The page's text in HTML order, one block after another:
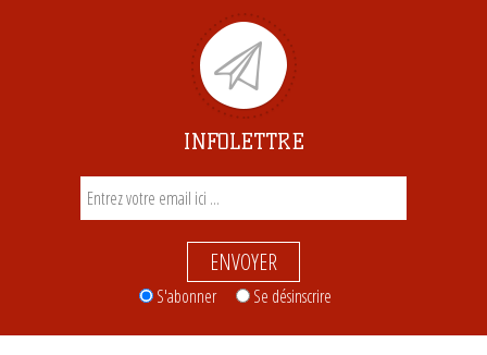
INFOLETTRE
ENVOYER
S'abonner Se désinscrire